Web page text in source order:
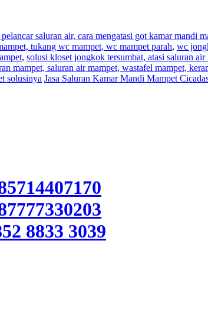
saluran air, cara mengatasi got kamar mandi
tukang wc mampet, wc mampet parah, wc
, solusi kloset jongkok tersumbat, atasi saluran
mampet, saluran air mampet, wastafel mampet,
solusinya Jasa Saluran Kamar Mandi Mampet
8833 3039